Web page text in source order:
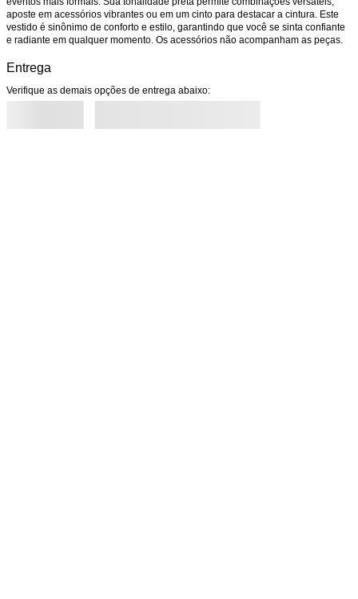
aposte em acessórios vibrantes ou em um cinto para destacar a cintura. Este
vestido é sinônimo de conforto e estilo, garantindo que você se sinta confiante
e radiante em qualquer momento. Os acessórios não acompanham as peças.
Entrega
Verifique as demais opções de entrega abaixo: